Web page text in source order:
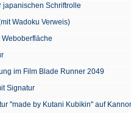
japanischen Schriftrolle
Wadoku Verweis)
im Film Blade Runner 2049
Signatur
"made by Kutani Kubikin" auf